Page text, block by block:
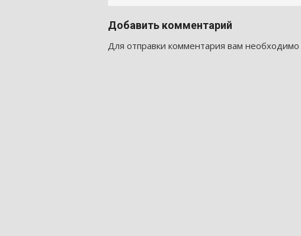
Добавить комментарий
Для отправки комментария вам необходимо